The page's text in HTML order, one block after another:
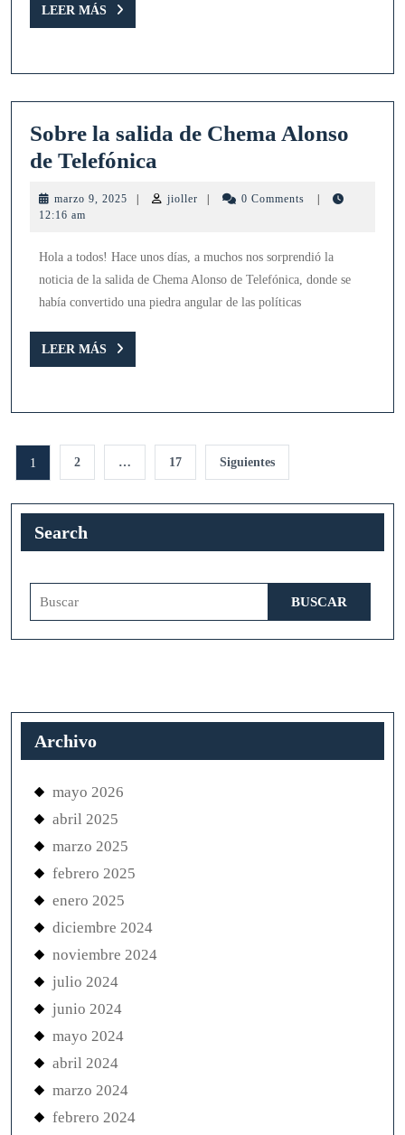
LEER MÁS
MÁS
Sobre la salida de Chema Alonso
de Telefónica
la
Chema
Alonso
marzo 9, 2025 marzo
jioller jioller 0 Comments
12:16 am
Hola a todos! Hace unos días, a muchos nos sorprendió la
noticia de la salida de Chema Alonso de Telefónica, donde se
había convertido una piedra angular de las políticas
LEER MÁS
MÁS
Navegación
de
entradas
1 2 … 17 Siguientes
Search
Archivo
mayo 2026
abril 2025
marzo 2025
febrero 2025
enero 2025
diciembre 2024
noviembre 2024
julio 2024
junio 2024
mayo 2024
abril 2024
marzo 2024
febrero 2024